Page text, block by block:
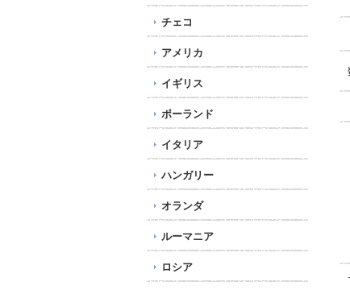
チェコ
アメリカ
イギリス
ポーランド
イタリア
ハンガリー
オランダ
ルーマニア
ロシア